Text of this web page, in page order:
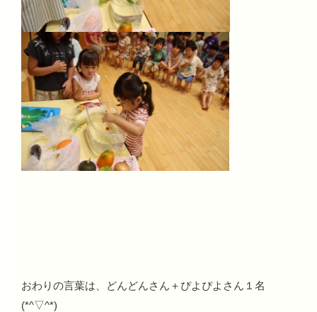
おわりの言葉は、どんどんさん＋ぴよぴよさん１名
(*^▽^*)